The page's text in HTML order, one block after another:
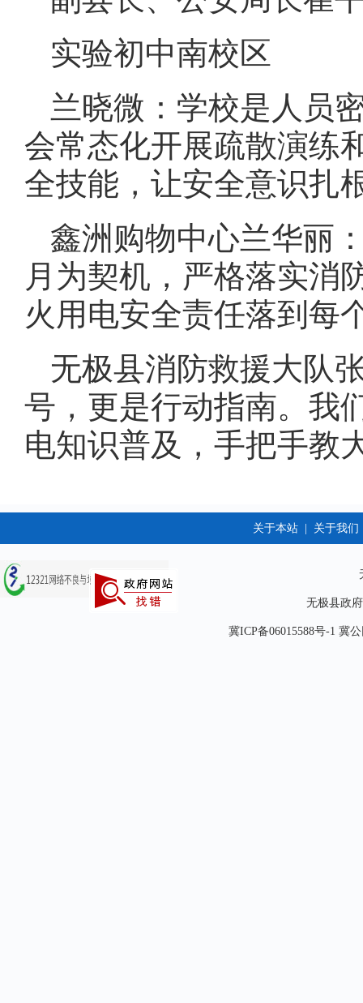
实验初中南校区
兰晓微：学校是人员
会常态化开展疏散演练
全技能，让安全意识扎
鑫洲购物中心兰华丽
月为契机，严格落实消
火用电安全责任落到每
无极县消防救援大队
号，更是行动指南。我
电知识普及，手把手教